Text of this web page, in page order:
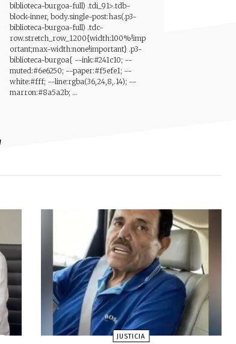
biblioteca-burgoa-full) .tdi_91>.tdb-
block-inner, body.single-post:has(.p3-
biblioteca-burgoa-full) .tdc-
row.stretch_row_1200{width:100%!imp
ortant;max-width:none!important} .p3-
biblioteca-burgoa{ --ink:#241c10; --
muted:#6e6250; --paper:#f5efe1; --
white:#fff; --line:rgba(36,24,8,.14); --
marron:#8a5a2b; ...
JUSTICIA